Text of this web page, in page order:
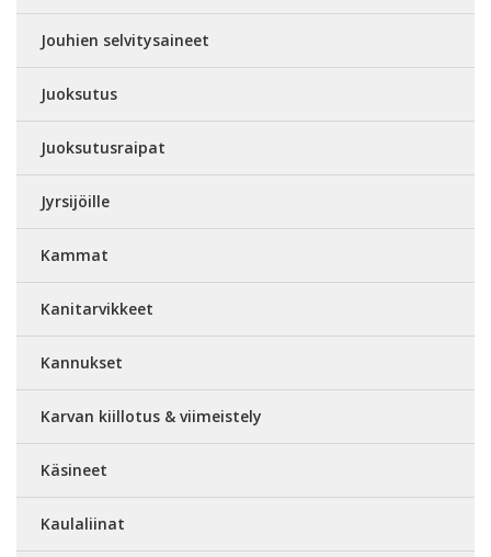
Jouhien selvitysaineet
Juoksutus
Juoksutusraipat
Jyrsijöille
Kammat
Kanitarvikkeet
Kannukset
Karvan kiillotus & viimeistely
Käsineet
Kaulaliinat